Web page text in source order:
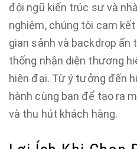
đội ngũ kiến trúc sư và
nghiệm, chúng tôi cam
gian sảnh và backdrop ấn
thống nhận diện thương
hiện đại. Từ ý tưởng đến
hành cùng bạn để tạo ra
và thu hút khách hàng.